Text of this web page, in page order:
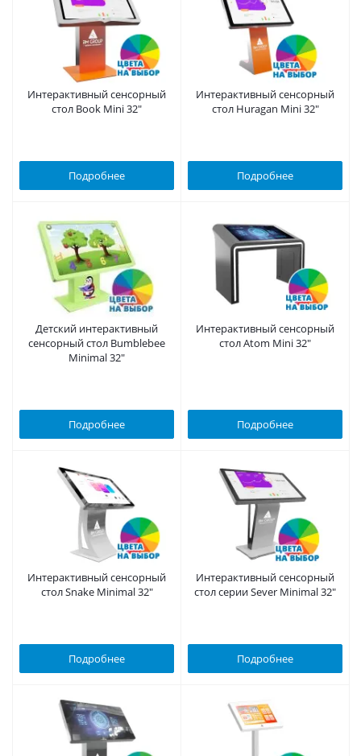
Интерактивный сенсорный
стол Book Mini 32"
Подробнее
Интерактивный сенсорный
стол Huragan Mini 32"
Подробнее
Детский интерактивный
сенсорный стол Bumblebee
Minimal 32"
Подробнее
Интерактивный сенсорный
стол Atom Mini 32"
Подробнее
Интерактивный сенсорный
стол Snake Minimal 32"
Подробнее
Интерактивный сенсорный
стол серии Sever Minimal 32"
Подробнее